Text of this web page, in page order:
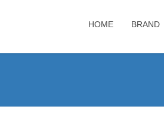
HOME BRAND